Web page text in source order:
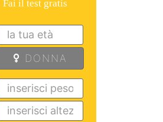
Fai il test gratis
DONNA